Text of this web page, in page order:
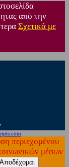
από την
Σχετικά με
περιεχομένου
μέσων
Αποδέχομαι